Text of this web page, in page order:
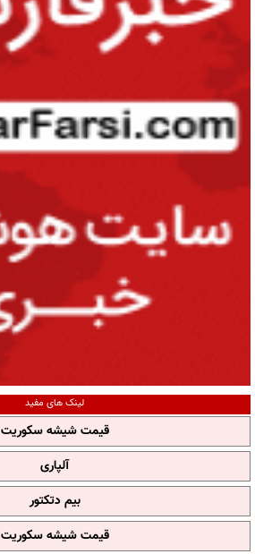
لینک های مفید
قیمت شیشه سکوریت
آلپاری
بیم دتکتور
قیمت شیشه سکوریت